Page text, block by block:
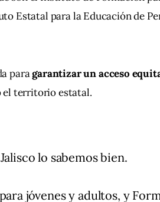
Estatal para la Educación de
para garantizar un acceso
el territorio estatal.
lo sabemos bien.
jóvenes y adultos, y